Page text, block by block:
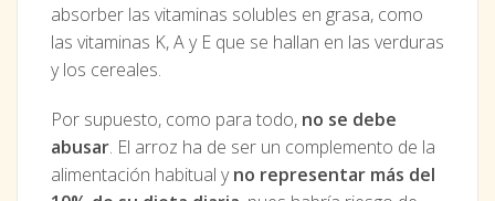
absorber las vitaminas solubles en grasa, como
las vitaminas K, A y E que se hallan en las verduras
y los cereales.
Por supuesto, como para todo, no se debe
abusar. El arroz ha de ser un complemento de la
alimentación habitual yno representar más del